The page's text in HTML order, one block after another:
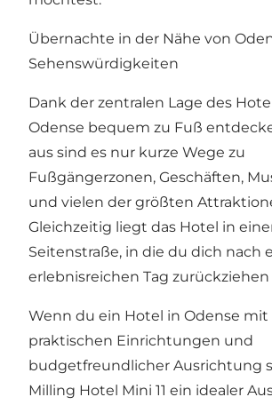
Übernachte in der Nähe von
Sehenswürdigkeiten
Dank der zentralen Lage des
Odense bequem zu Fuß
aus sind es nur kurze Wege zu
Fußgängerzonen, Geschäften,
und vielen der größten
Gleichzeitig liegt das Hotel in
Seitenstraße, in die du dich nach
erlebnisreichen Tag
Wenn du ein Hotel in Odense mit
praktischen Einrichtungen und
budgetfreundlicher Ausrichtung
Milling Hotel Mini 11 ein idealer